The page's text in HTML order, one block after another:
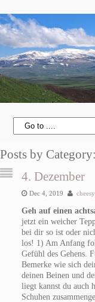
Posts by
4. Dezember
Dec 4, 2019 cheesy
Geh auf einen
jetzt ein weicher
bei dir so ist oder
los! 1) Am Anfang
Gefühl des Gehens.
Bemerke wie sich
deinen Beinen und
liegt kannst du auch
Schuhen